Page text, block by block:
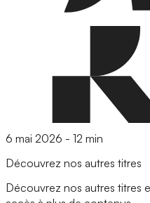
6 mai 2026 - 12 min
Découvrez nos autres titres
Découvrez nos autres titres